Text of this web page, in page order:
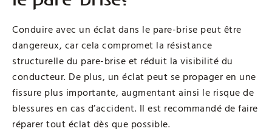
Conduire avec un éclat dans le pare-brise peut être
dangereux, car cela compromet la résistance
structurelle du pare-brise et réduit la visibilité du
conducteur. De plus, un éclat peut se propager en une
fissure plus importante, augmentant ainsi le risque de
blessures en cas d’accident. Il est recommandé de faire
réparer tout éclat dès que possible.